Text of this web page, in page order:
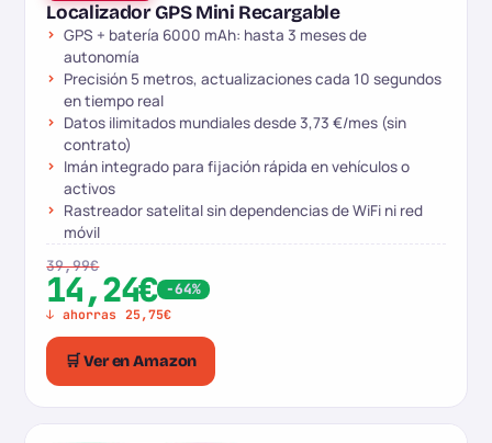
Localizador GPS Mini Recargable
GPS + batería 6000 mAh: hasta 3 meses de
autonomía
Precisión 5 metros, actualizaciones cada 10 segundos
en tiempo real
Datos ilimitados mundiales desde 3,73 €/mes (sin
contrato)
Imán integrado para fijación rápida en vehículos o
activos
Rastreador satelital sin dependencias de WiFi ni red
móvil
39,99€
14,24€ -64%
↓ ahorras 25,75€
🛒 Ver en Amazon